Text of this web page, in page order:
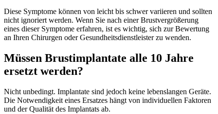
Diese Symptome können von leicht bis schwer variieren und sollten
nicht ignoriert werden. Wenn Sie nach einer Brustvergrößerung
eines dieser Symptome erfahren, ist es wichtig, sich zur Bewertung
an Ihren Chirurgen oder Gesundheitsdienstleister zu wenden.
Müssen Brustimplantate alle 10 Jahre
ersetzt werden?
Nicht unbedingt. Implantate sind jedoch keine lebenslangen Geräte.
Die Notwendigkeit eines Ersatzes hängt von individuellen Faktoren
und der Qualität des Implantats ab.